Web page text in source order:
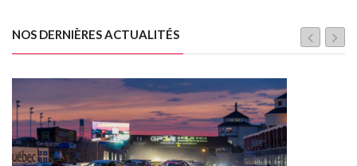
NOS DERNIÈRES ACTUALITÉS